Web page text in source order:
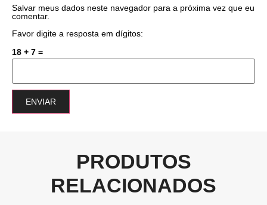
Salvar meus dados neste navegador para a próxima vez que eu
comentar.
Favor digite a resposta em dígitos:
18 + 7 =
PRODUTOS
RELACIONADOS